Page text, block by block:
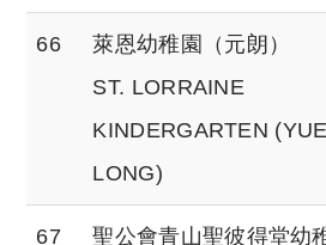
66
萊恩幼稚園（元朗）
ST. LORRAINE
KINDERGARTEN
LONG)
67
聖公會青山聖彼得堂幼